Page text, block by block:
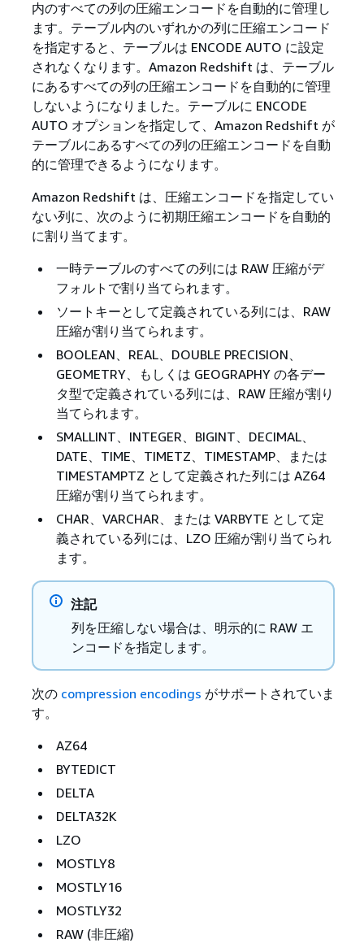
内のすべての列の圧縮エンコードを自動的に管理し
ます。テーブル内のいずれかの列に圧縮エンコード
を指定すると、テーブルは ENCODE AUTO に設定
されなくなります。Amazon Redshift は、テーブル
にあるすべての列の圧縮エンコードを自動的に管理
しないようになりました。テーブルに ENCODE
AUTO オプションを指定して、Amazon Redshift が
テーブルにあるすべての列の圧縮エンコードを自動
的に管理できるようになります。
Amazon Redshift は、圧縮エンコードを指定してい
ない列に、次のように初期圧縮エンコードを自動的
に割り当てます。
一時テーブルのすべての列には RAW 圧縮がデ
フォルトで割り当てられます。
ソートキーとして定義されている列には、RAW
圧縮が割り当てられます。
BOOLEAN、REAL、DOUBLE PRECISION、
GEOMETRY、もしくは GEOGRAPHY の各デー
タ型で定義されている列には、RAW 圧縮が割り
当てられます。
SMALLINT、INTEGER、BIGINT、DECIMAL、
DATE、TIME、TIMETZ、TIMESTAMP、または
TIMESTAMPTZ として定義された列には AZ64
圧縮が割り当てられます。
CHAR、VARCHAR、または VARBYTE として定
義されている列には、LZO 圧縮が割り当てられ
ます。
注記
列を圧縮しない場合は、明示的に RAW エ
ンコードを指定します。
次の compression encodings がサポートされていま
す。
AZ64
BYTEDICT
DELTA
DELTA32K
LZO
MOSTLY8
MOSTLY16
MOSTLY32
RAW (非圧縮)